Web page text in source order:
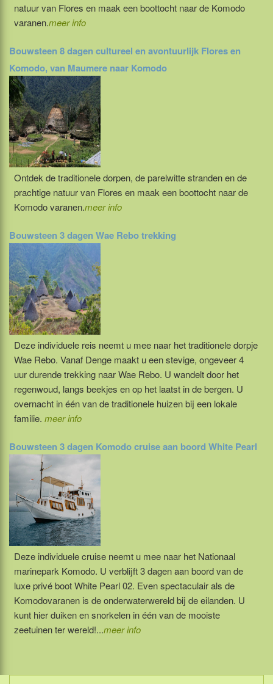
natuur van Flores en maak een boottocht naar de Komodo
varanen.meer info
Bouwsteen 8 dagen cultureel en avontuurlijk Flores en
Komodo, van Maumere naar Komodo
Ontdek de traditionele dorpen, de parelwitte stranden en de
prachtige natuur van Flores en maak een boottocht naar de
Komodo varanen.meer info
Bouwsteen 3 dagen Wae Rebo trekking
Deze individuele reis neemt u mee naar het traditionele dorpje
Wae Rebo. Vanaf Denge maakt u een stevige, ongeveer 4
uur durende trekking naar Wae Rebo. U wandelt door het
regenwoud, langs beekjes en op het laatst in de bergen. U
overnacht in één van de traditionele huizen bij een lokale
familie.meer info
Bouwsteen 3 dagen Komodo cruise aan boord White Pearl
Deze individuele cruise neemt u mee naar het Nationaal
marinepark Komodo. U verblijft 3 dagen aan boord van de
luxe privé boot White Pearl 02. Even spectaculair als de
Komodovaranen is de onderwaterwereld bij de eilanden. U
kunt hier duiken en snorkelen in één van de mooiste
zeetuinen ter wereld!...meer info